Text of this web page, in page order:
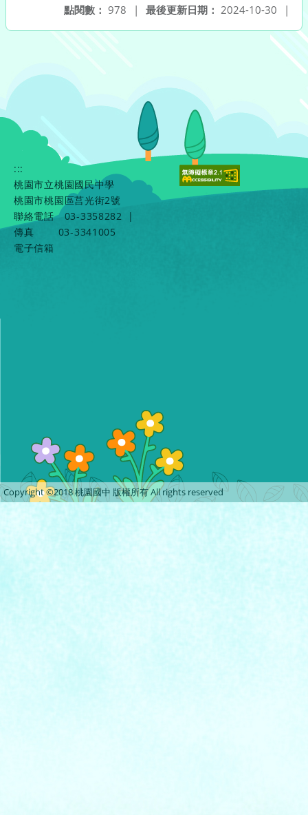
最後更新日期： 2024-10-30 |
點閱數： 978 |
:::
桃園市立桃園國民中學
桃園市桃園區莒光街2號
聯絡電話
03-3358282
|
傳真
03-3341005
電子信箱
Copyright ©2018 桃園國中 版權所有 All rights reserved